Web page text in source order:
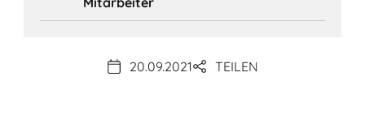
20.09.2021 TEILEN